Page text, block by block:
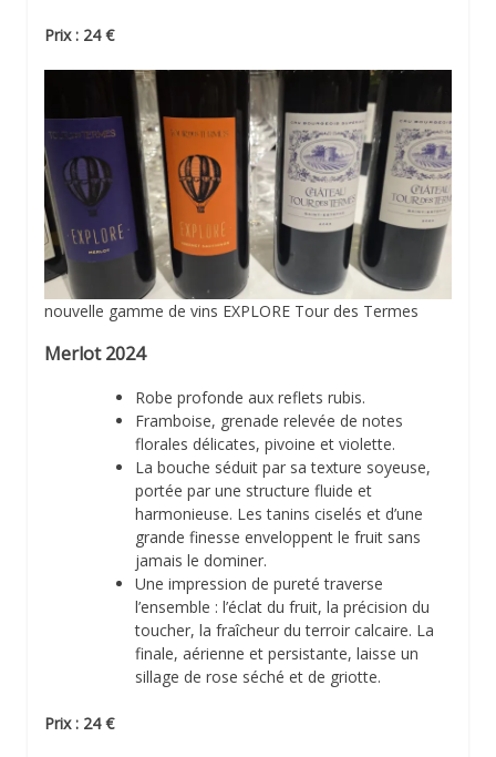
Prix : 24 €
nouvelle gamme de vins EXPLORE Tour des Termes
Merlot 2024
Robe profonde aux reflets rubis.
Framboise, grenade relevée de notes
florales délicates, pivoine et violette.
La bouche séduit par sa texture soyeuse,
portée par une structure fluide et
harmonieuse. Les tanins ciselés et d’une
grande finesse enveloppent le fruit sans
jamais le dominer.
Une impression de pureté traverse
l’ensemble : l’éclat du fruit, la précision du
toucher, la fraîcheur du terroir calcaire. La
finale, aérienne et persistante, laisse un
sillage de rose séché et de griotte.
Prix : 24 €